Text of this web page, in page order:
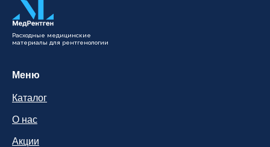
Расходные медицинские
материалы для рентгенологии
Меню
Каталог
О нас
Акции